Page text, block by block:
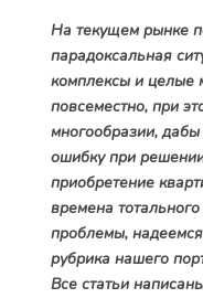
На текущем рынке
парадоксальная
комплексы и целые
повсеместно, при
многообразии,
ошибку при
приобретение
времена
проблемы,
рубрика нашего
Все статьи